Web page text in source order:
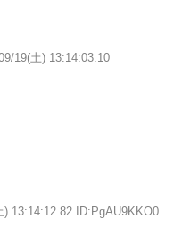
19(土) 13:14:03.10
) 13:14:12.82 ID:PgAU9KKO0